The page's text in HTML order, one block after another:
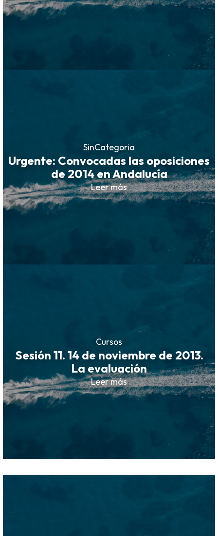
SinCategoria
Urgente: Convocadas las oposiciones
de 2014 en Andalucía
Leer más
Cursos
Sesión 11. 14 de noviembre de 2013.
La evaluación
Leer más